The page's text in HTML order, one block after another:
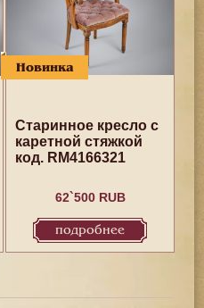
Новинка
Старинное кресло с
каретной стяжкой
код. RM4166321
62`500 RUB
подробнее